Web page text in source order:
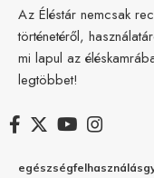
Az Éléstár nemcsak
történetéről,
mi lapul az
legtöbbet!
egészségfelhasználás